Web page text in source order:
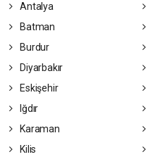
Antalya
Batman
Burdur
Diyarbakır
Eskişehir
Iğdır
Karaman
Kilis